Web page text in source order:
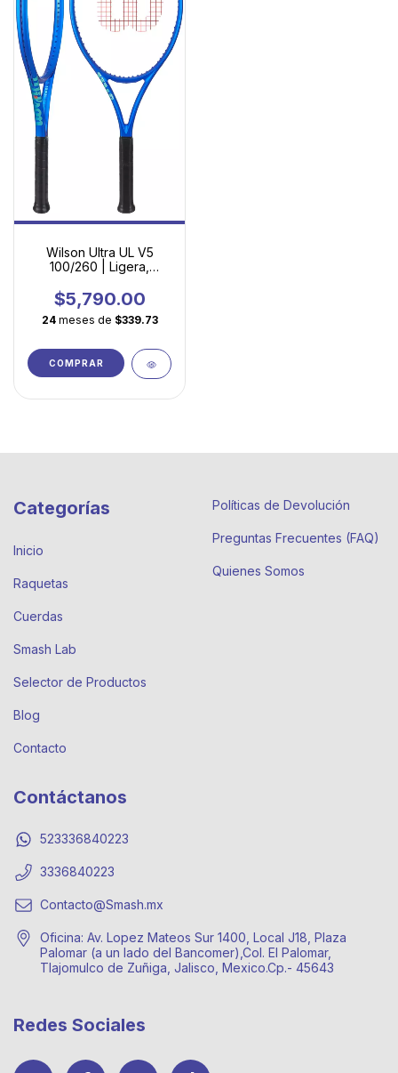
Wilson Ultra UL V5
100/260 | Ligera,
impulsar tu juego
$5,790.00
24 meses de $339.73
COMPRAR
Categorías
Inicio
Raquetas
Cuerdas
Smash Lab
Selector de Productos
Blog
Contacto
Políticas de Devolución
Preguntas Frecuentes (FAQ)
Quienes Somos
Contáctanos
523336840223
3336840223
Contacto@Smash.mx
Oficina: Av. Lopez Mateos Sur 1400, Local J18, Plaza
Palomar (a un lado del Bancomer),Col. El Palomar,
Tlajomulco de Zuñiga, Jalisco, Mexico.Cp.- 45643
Redes Sociales